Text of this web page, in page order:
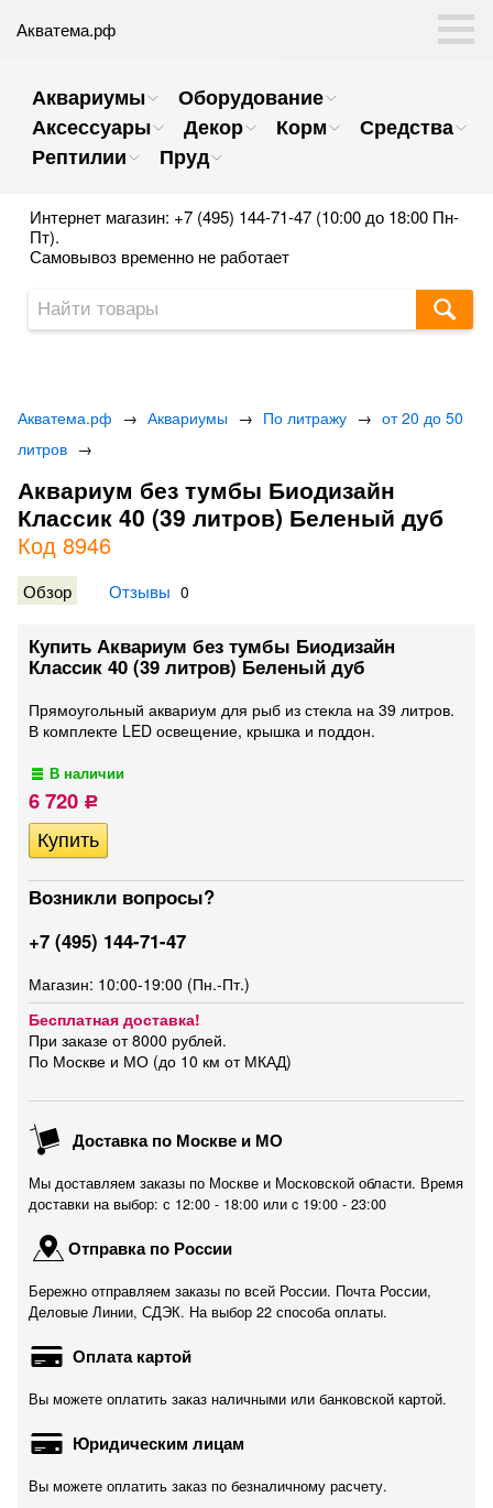
Акватема.рф
Аквариумы
Оборудование
Аксессуары
Декор Корм
Средства
Рептилии
Пруд
Интернет магазин: +7 (495) 144-71-47 (10:00 до 18:00 Пн-
Пт).
Самовывоз временно не работает
Акватема.рф → Аквариумы → По литражу → от 20 до 50
литров →
Аквариум без тумбы Биодизайн
Классик 40 (39 литров) Беленый дуб
Код 8946
Обзор Отзывы 0
Купить Аквариум без тумбы Биодизайн
Классик 40 (39 литров) Беленый дуб
Прямоугольный аквариум для рыб из стекла на 39 литров.
В комплекте LED освещение, крышка и поддон.
В наличии
6 720 Р
Возникли вопросы?
+7 (495) 144-71-47
Магазин: 10:00-19:00 (Пн.-Пт.)
Бесплатная доставка!
При заказе от 8000 рублей.
По Москве и МО (до 10 км от МКАД)
Доставка по Москве и МО
Мы доставляем заказы по Москве и Московской области. Время
доставки на выбор: с 12:00 - 18:00 или c 19:00 - 23:00
Отправка по России
Бережно отправляем заказы по всей России. Почта России,
Деловые Линии, СДЭК. На выбор 22 способа оплаты.
Оплата картой
Вы можете оплатить заказ наличными или банковской картой.
Юридическим лицам
Вы можете оплатить заказ по безналичному расчету.